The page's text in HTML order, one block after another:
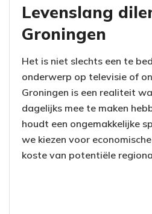
Levenslang
Groningen
Het is niet slechts een te
onderwerp op televisie of
Groningen is een realiteit
dagelijks mee te maken
houdt een ongemakkelijke
we kiezen voor
koste van potentiële